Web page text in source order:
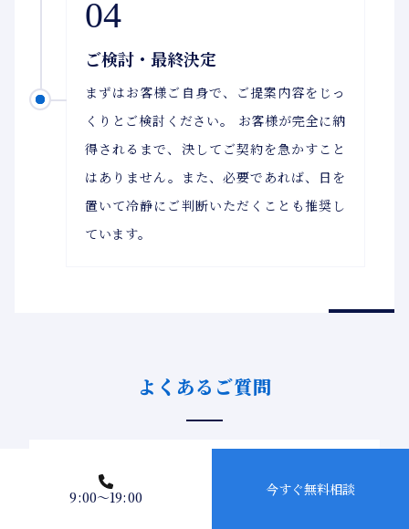
04
ご検討・最終決定
まずはお客様ご自身で、ご提案内容をじっ
くりとご検討ください。 お客様が完全に納
得されるまで、決してご契約を急かすこと
はありません。また、必要であれば、日を
置いて冷静にご判断いただくことも推奨し
ています。
よくあるご質問
9:00〜19:00 今すぐ無料相談